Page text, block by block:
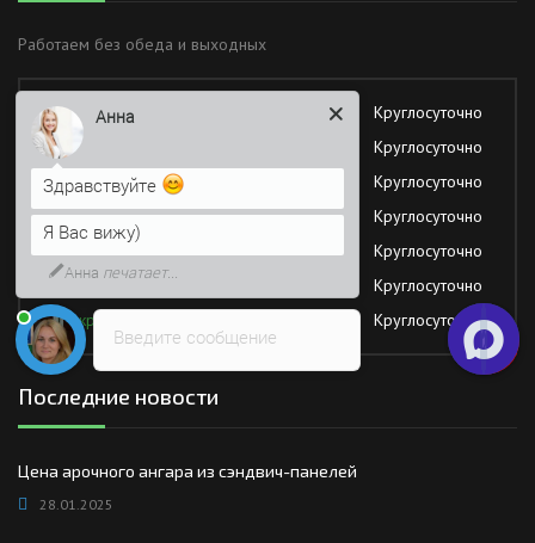
Работаем без обеда и выходных
Понедельник
Круглосуточно
Вторник
Круглосуточно
Среда
Круглосуточно
Четверг
Круглосуточно
Пятница
Круглосуточно
Суббота
Круглосуточно
Воскресение
Круглосуточно
Последние новости
Цена арочного ангара из сэндвич-панелей
28.01.2025
Введите сообщение
Анна
Здравствуйте
Я Вас вижу)
Напишите сюда свой вопрос.
Возможно, его решение будет
быстрее